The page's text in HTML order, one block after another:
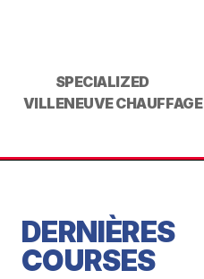
SPECIALIZED
VILLENEUVE CHAUFFAGE
DERNIÈRES
COURSES